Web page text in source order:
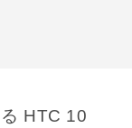
HTC 10